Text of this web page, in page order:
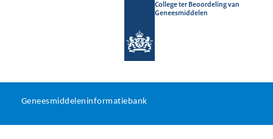
College ter Beoordeling van
Geneesmiddelen
U
Geneesmiddeleninformatiebank